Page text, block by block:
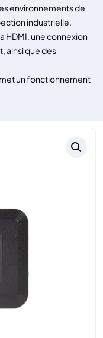
environnements de
industrielle.
HDMI, une connexion
ainsi que des
un fonctionnement